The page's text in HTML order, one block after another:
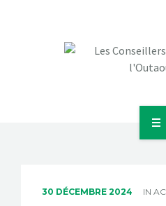
30 DÉCEMBRE 2024 IN